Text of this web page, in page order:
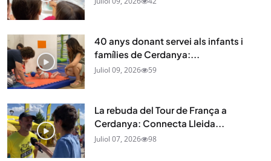
40 anys donant servei als infants i
famílies de Cerdanya:...
Juliol 09, 2026 59
La rebuda del Tour de França a
Cerdanya: Connecta Lleida...
Juliol 07, 2026 98